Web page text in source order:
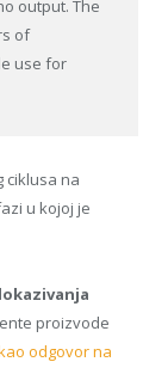
output. The
of
use for
ciklusa na
u kojoj je
proizvode
odgovor na